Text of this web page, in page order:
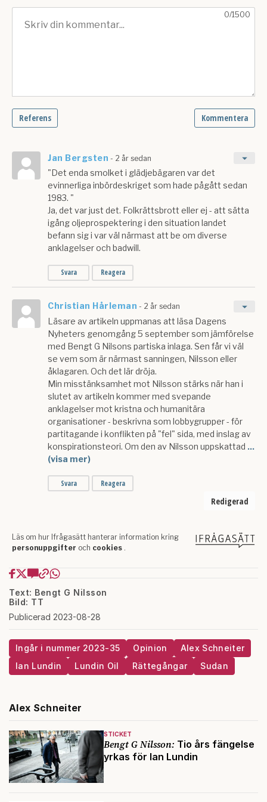
Text: Bengt G Nilsson
Bild: TT
Publicerad 2023-08-28
Ingår i nummer 2023-35 Opinion
Alex Schneiter
Ian Lundin
Lundin Oil Rättegångar Sudan
Alex Schneiter
STICKET
Bengt G Nilsson: Tio års fängelse
yrkas för Ian Lundin